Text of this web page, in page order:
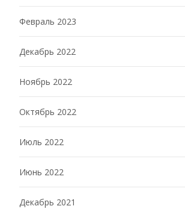
Февраль 2023
Декабрь 2022
Ноябрь 2022
Октябрь 2022
Июль 2022
Июнь 2022
Декабрь 2021